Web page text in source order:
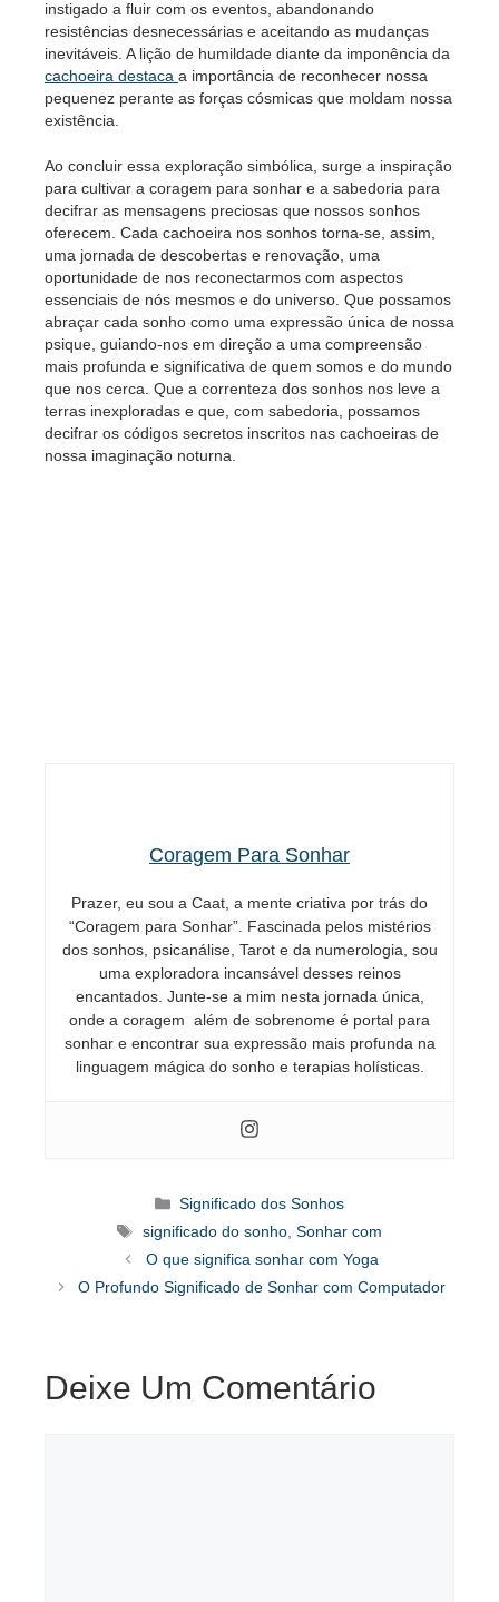
instigado a fluir com os eventos, abandonando
resistências desnecessárias e aceitando as mudanças
inevitáveis. A lição de humildade diante da imponência da
cachoeira destaca a importância de reconhecer nossa
pequenez perante as forças cósmicas que moldam nossa
existência.
Ao concluir essa exploração simbólica, surge a inspiração
para cultivar a coragem para sonhar e a sabedoria para
decifrar as mensagens preciosas que nossos sonhos
oferecem. Cada cachoeira nos sonhos torna-se, assim,
uma jornada de descobertas e renovação, uma
oportunidade de nos reconectarmos com aspectos
essenciais de nós mesmos e do universo. Que possamos
abraçar cada sonho como uma expressão única de nossa
psique, guiando-nos em direção a uma compreensão
mais profunda e significativa de quem somos e do mundo
que nos cerca. Que a correnteza dos sonhos nos leve a
terras inexploradas e que, com sabedoria, possamos
decifrar os códigos secretos inscritos nas cachoeiras de
nossa imaginação noturna.
Coragem Para Sonhar
Prazer, eu sou a Caat, a mente criativa por trás do
“Coragem para Sonhar”. Fascinada pelos mistérios
dos sonhos, psicanálise, Tarot e da numerologia, sou
uma exploradora incansável desses reinos
encantados. Junte-se a mim nesta jornada única,
onde a coragem além de sobrenome é portal para
sonhar e encontrar sua expressão mais profunda na
linguagem mágica do sonho e terapias holísticas.
Categorias
Significado dos Sonhos
Tags
significado do sonho, Sonhar com
O que significa sonhar com Yoga
O Profundo Significado de Sonhar com Computador
Deixe Um Comentário